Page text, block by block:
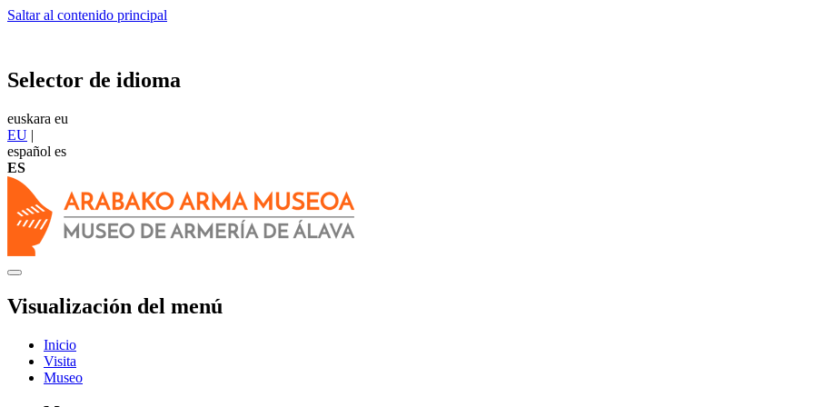
Saltar al contenido principal
Selector de idioma
euskara eu
EU |
español es
ES
Visualización del menú
Inicio
Visita
Museo